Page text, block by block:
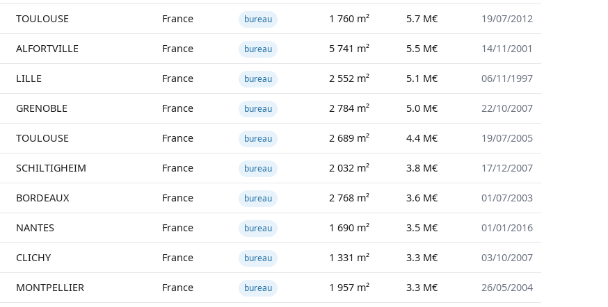
TOULOUSE France bureau 1 760 m² 5.7 M€ 19/07/2012
ALFORTVILLE France bureau 5 741 m² 5.5 M€ 14/11/2001
LILLE France bureau 2 552 m² 5.1 M€ 06/11/1997
GRENOBLE France bureau 2 784 m² 5.0 M€ 22/10/2007
TOULOUSE France bureau 2 689 m² 4.4 M€ 19/07/2005
SCHILTIGHEIM France bureau 2 032 m² 3.8 M€ 17/12/2007
BORDEAUX France bureau 2 768 m² 3.6 M€ 01/07/2003
NANTES France bureau 1 690 m² 3.5 M€ 01/01/2016
CLICHY France bureau 1 331 m² 3.3 M€ 03/10/2007
MONTPELLIER France bureau 1 957 m² 3.3 M€ 26/05/2004